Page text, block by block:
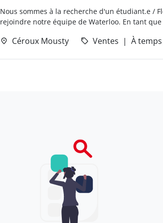
Nous sommes à la recherche d'un étudiant.e /
rejoindre notre équipe de Waterloo. En tant
Céroux Mousty Ventes À